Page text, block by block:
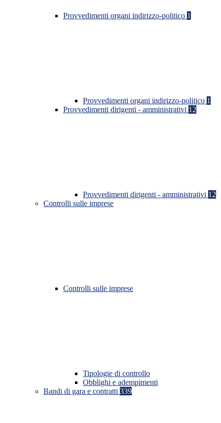
Provvedimenti organi indirizzo-politico 1
Provvedimenti organi indirizzo-politico 1
Provvedimenti dirigenti - amministrativi 12
Provvedimenti dirigenti - amministrativi 12
Controlli sulle imprese
Controlli sulle imprese
Tipologie di controllo
Obblighi e adempimenti
Bandi di gara e contratti 339